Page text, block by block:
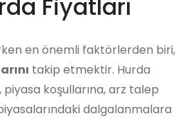
Fiyatları
en önemli faktörlerden biri,
takip etmektir. Hurda
koşullarına, arz talep
dalgalanmalara